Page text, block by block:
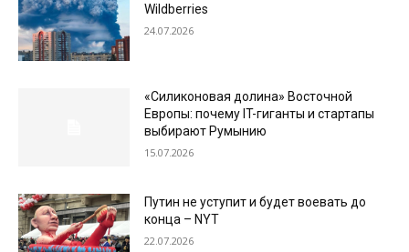
Wildberries
24.07.2026
«Силиконовая долина» Восточной
Европы: почему IT-гиганты и стартапы
выбирают Румынию
15.07.2026
Путин не уступит и будет воевать до
конца – NYT
22.07.2026